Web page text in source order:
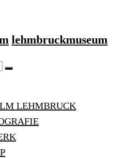
lehmbruckmuseum
LEHMBRUCK